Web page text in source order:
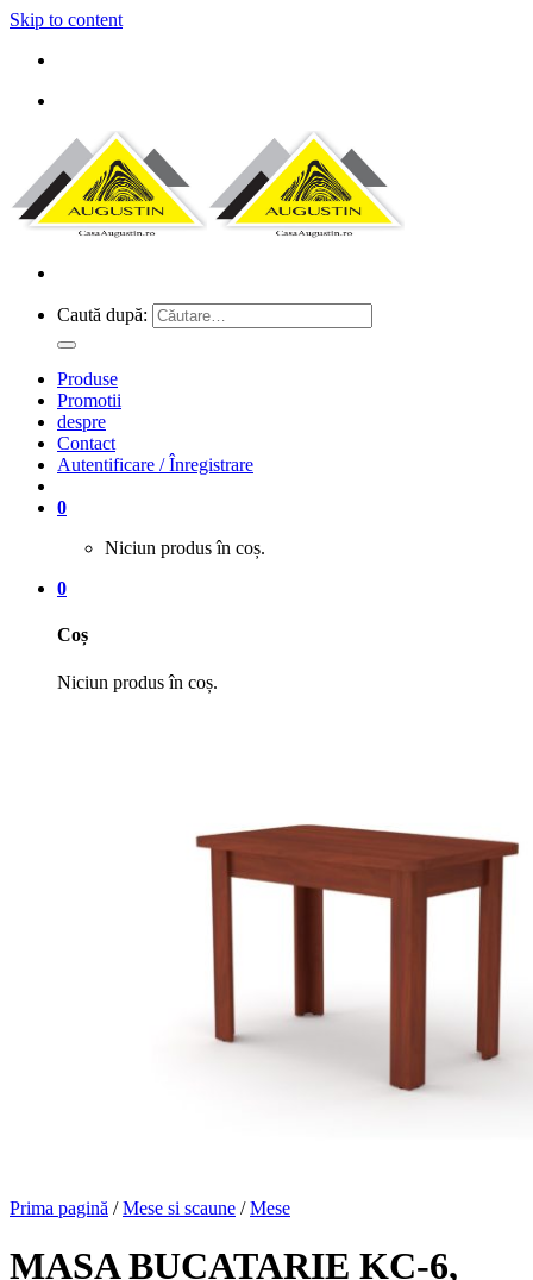
Skip to content
Caută după:
Produse
Promotii
despre
Contact
Autentificare / Înregistrare
0
Niciun produs în coș.
0
Coș
Niciun produs în coș.
Prima pagină / Mese si scaune / Mese
MASA BUCATARIE KC-6,